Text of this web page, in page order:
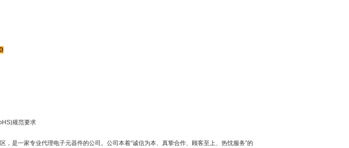
规范要求
，是一家专业代理电子元器件的公司。公司本着“诚信为本、真挚合作、顾客至上、热忱服务”的